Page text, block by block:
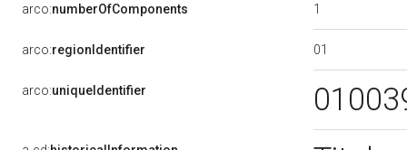
arco:numberOfComponents 1
arco:regionIdentifier 01
arco:uniqueIdentifier